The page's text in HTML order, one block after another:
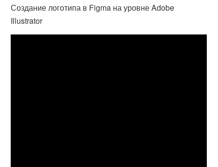
Создание логотипа в Figma на уровне Adobe
Illustrator